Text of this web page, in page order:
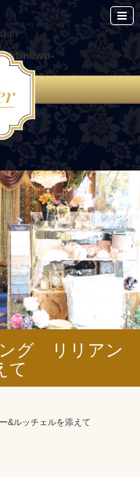
in
wp-
on line 86
ング リリアン
て
&ルッチェルを添えて